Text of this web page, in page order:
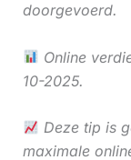
doorgevoerd.
Online
10-2025.
Deze tip is
maximale